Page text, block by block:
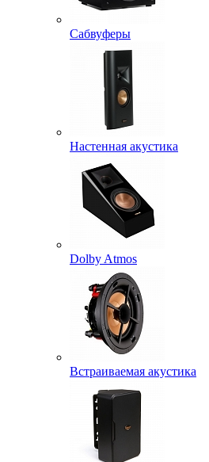
Сабвуферы
Настенная акустика
Dolby Atmos
Встраиваемая акустика